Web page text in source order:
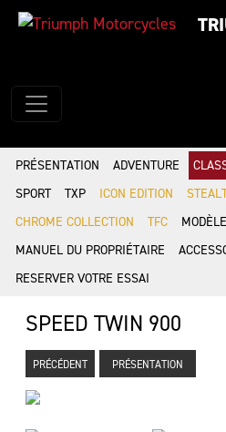
PRÉSENTATION ADVENTURE
SPORT
TXP ICON EDITION
CHROME COLLECTION
TFC
MANUEL DU PROPRIÉTAIRE
RESERVER VOTRE ESSAI
SPEED TWIN 900
PRÉCÉDENT PRÉSENTATION